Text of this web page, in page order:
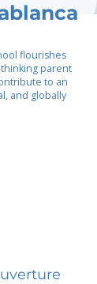
flourishes
parent
to an
and globally